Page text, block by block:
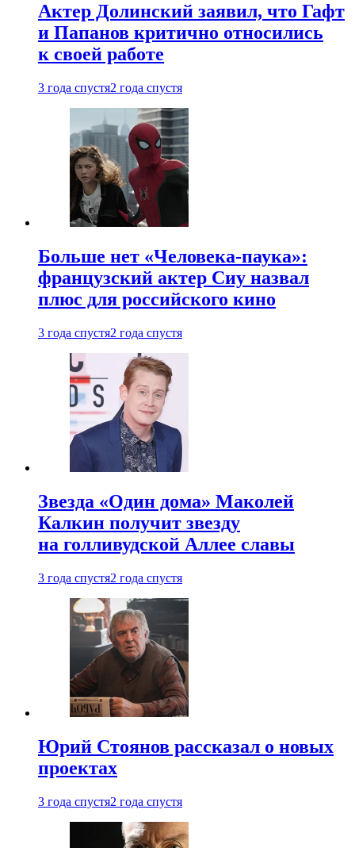
Актер Долинский заявил, что Гафт
и Папанов критично относились
к своей работе
3 года спустя2 года спустя
Больше нет «Человека-паука»:
французский актер Сиу назвал
плюс для российского кино
3 года спустя2 года спустя
Звезда «Один дома» Маколей
Калкин получит звезду
на голливудской Аллее славы
3 года спустя2 года спустя
Юрий Стоянов рассказал о новых
проектах
3 года спустя2 года спустя